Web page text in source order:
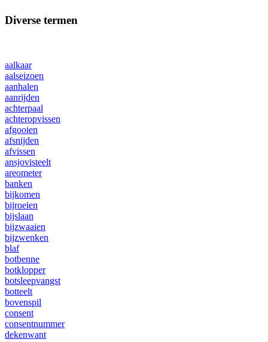
Diverse termen
aalkaar
aalseizoen
aanhalen
aanrijden
achterpaal
achteropvissen
afgooien
afsnijden
afvissen
ansjovisteelt
areometer
banken
bijkomen
bijroeien
bijslaan
bijzwaaien
bijzwenken
blaf
botbenne
botklopper
botsleepvangst
botteelt
bovenspil
consent
consentnummer
dekenwant